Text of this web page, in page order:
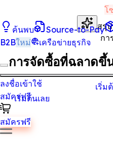
ค้นพบ Source-to-Pay
B2Bใหม่ เครือข่ายธุรกิจ
ลงชื่อเข้าใช้
สมัครฟรี
สมัครฟรี
โ
สรุ
กา
การจัดซื้อที่ฉลาดขึ้
เริ่ม
เริ่มต้นเลย